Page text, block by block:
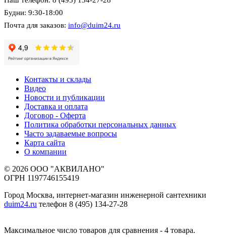
Будни: 9:30-18:00
Почта для заказов: info@duim24.ru
Контакты и склады
Видео
Новости и публикации
Доставка и оплата
Договор - Оферта
Политика обработки персональных данных
Часто задаваемые вопросы
Карта сайта
О компании
© 2026 ООО "АКВИЛАНО"
ОГРН 1197746155419
Город Москва, интернет-магазин инженерной сантехники
duim24.ru телефон 8 (495) 134-27-28
Максимальное число товаров для сравнения - 4 товара.